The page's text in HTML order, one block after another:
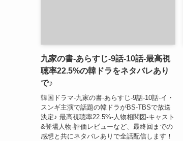
九家の書-あらすじ-9話-10話-最高視
聴率22.5%の韓ドラをネタバレあり
で♪
韓国ドラマ-九家の書-あらすじ-9話-10話-イ・
スンギ主演で話題の韓ドラがBS-TBSで放送
決定♪ 最高視聴率22.5%-人物相関図-キャスト
&登場人物-評価レビューなど、最終回までの
感想と共にネタバレありで全話配信します！